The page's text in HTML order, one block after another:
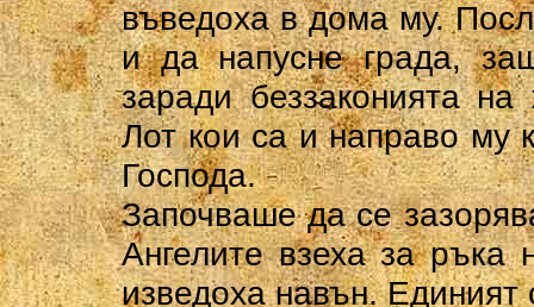
въведоха в дома му.
и да напусне града,
заради беззаконията
Лот кои са и направо му
Господа.
Започваше да се
Ангелите взеха за
изведоха навън. Единият